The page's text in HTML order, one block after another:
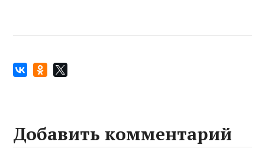
Добавить комментарий